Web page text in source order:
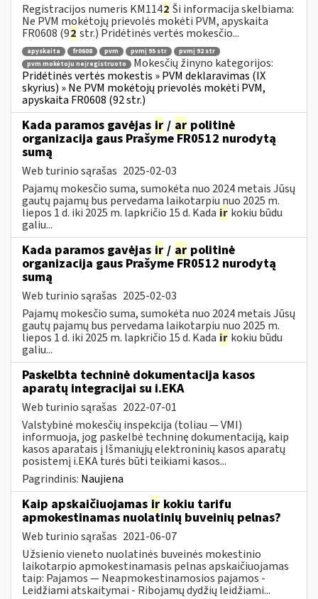
Registracijos numeris KM1142 Ši informacija skelbiama:
Ne PVM mokėtojų prievolės mokėti PVM, apyskaita
FR0608 (92 str.) Pridėtinės vertės mokesčio...
apyskaita fr0608 pvm pvmį 95 str
pvmį 92 str
pvm mokėtoju neįregistruoto
Mokesčių žinyno kategorijos:
Pridėtinės vertės mokestis » PVM deklaravimas (IX
skyrius) » Ne PVM mokėtojų prievolės mokėti PVM,
apyskaita FR0608 (92 str.)
Kada paramos gavėjas ir / ar politinė
organizacija gaus Prašyme FR0512 nurodytą
sumą
Web turinio sąrašas 2025-02-03
Pajamų mokesčio suma, sumokėta nuo 2024 metais Jūsų
gautų pajamų bus pervedama laikotarpiu nuo 2025 m.
liepos 1 d. iki 2025 m. lapkričio 15 d. Kada ir kokiu būdu
galiu...
Kada paramos gavėjas ir / ar politinė
organizacija gaus Prašyme FR0512 nurodytą
sumą
Web turinio sąrašas 2025-02-03
Pajamų mokesčio suma, sumokėta nuo 2024 metais Jūsų
gautų pajamų bus pervedama laikotarpiu nuo 2025 m.
liepos 1 d. iki 2025 m. lapkričio 15 d. Kada ir kokiu būdu
galiu...
Paskelbta techninė dokumentacija kasos
aparatų integracijai su i.EKA
Web turinio sąrašas 2022-07-01
Valstybinė mokesčių inspekcija (toliau — VMI)
informuoja, jog paskelbė techninę dokumentaciją, kaip
kasos aparatais į Išmaniųjų elektroninių kasos aparatų
posistemį i.EKA turės būti teikiami kasos...
Pagrindinis: Naujiena
Kaip apskaičiuojamas ir kokiu tarifu
apmokestinamas nuolatinių buveinių pelnas?
Web turinio sąrašas 2021-06-07
Užsienio vieneto nuolatinės buveinės mokestinio
laikotarpio apmokestinamasis pelnas apskaičiuojamas
taip: Pajamos — Neapmokestinamosios pajamos -
Leidžiami atskaitymai - Ribojamų dydžių leidžiami...